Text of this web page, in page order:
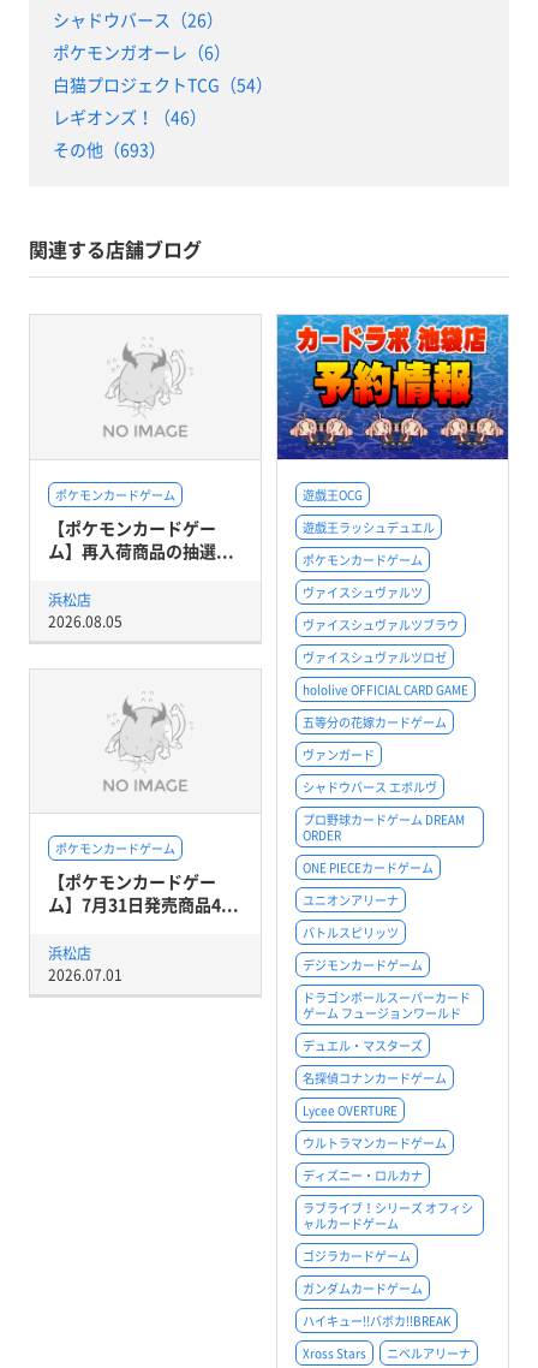
シャドウバース（26）
ポケモンガオーレ（6）
白猫プロジェクトTCG（54）
レギオンズ！（46）
その他（693）
関連する店舗ブログ
ポケモンカードゲーム
【ポケモンカードゲー
ム】再入荷商品の抽選...
浜松店
2026.08.05
遊戯王OCG
遊戯王ラッシュデュエル
ポケモンカードゲーム
ヴァイスシュヴァルツ
ヴァイスシュヴァルツブラウ
ヴァイスシュヴァルツロゼ
hololive OFFICIAL CARD GAME
五等分の花嫁カードゲーム
ヴァンガード
シャドウバース エボルヴ
プロ野球カードゲーム DREAM
ORDER
ONE PIECEカードゲーム
ユニオンアリーナ
バトルスピリッツ
デジモンカードゲーム
ドラゴンボールスーパーカード
ゲーム フュージョンワールド
デュエル・マスターズ
名探偵コナンカードゲーム
Lycee OVERTURE
ウルトラマンカードゲーム
ディズニー・ロルカナ
ラブライブ！シリーズ オフィシ
ャルカードゲーム
ゴジラカードゲーム
ガンダムカードゲーム
ハイキュー!!バボカ!!BREAK
Xross Stars
ニベルアリーナ
ポケモンカードゲーム
【ポケモンカードゲー
ム】7月31日発売商品4...
浜松店
2026.07.01